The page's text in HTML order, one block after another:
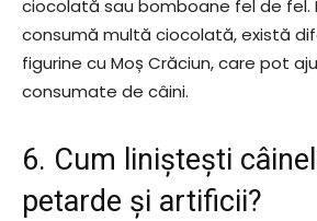
ciocolată sau bomboane fel de fel.
consumă multă ciocolată, există
figurine cu Moș Crăciun, care pot
consumate de câini.
6. Cum liniștești
petarde și artificii?